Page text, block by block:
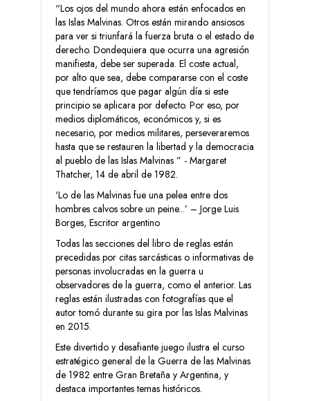
“Los ojos del mundo ahora están enfocados en
las Islas Malvinas. Otros están mirando ansiosos
para ver si triunfará la fuerza bruta o el estado de
derecho. Dondequiera que ocurra una agresión
manifiesta, debe ser superada. El coste actual,
por alto que sea, debe compararse con el coste
que tendríamos que pagar algún día si este
principio se aplicara por defecto. Por eso, por
medios diplomáticos, económicos y, si es
necesario, por medios militares, perseveraremos
hasta que se restauren la libertad y la democracia
al pueblo de las Islas Malvinas ” - Margaret
Thatcher, 14 de abril de 1982.
‘Lo de las Malvinas fue una pelea entre dos
hombres calvos sobre un peine...’ – Jorge Luis
Borges, Escritor argentino
Todas las secciones del libro de reglas están
precedidas por citas sarcásticas o informativas de
personas involucradas en la guerra u
observadores de la guerra, como el anterior. Las
reglas están ilustradas con fotografías que el
autor tomó durante su gira por las Islas Malvinas
en 2015.
Este divertido y desafiante juego ilustra el curso
estratégico general de la Guerra de las Malvinas
de 1982 entre Gran Bretaña y Argentina, y
destaca importantes temas históricos.